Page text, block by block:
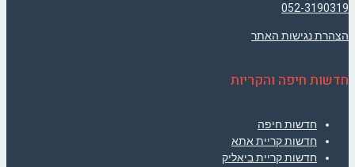
052-3190319
הצהרת נגישות האתר
חדשות חיפה והקריות
חדשות חיפה
חדשות קריית אתא
חדשות קריית ביאליק